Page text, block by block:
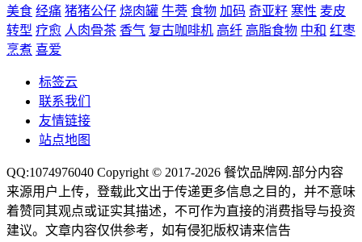
美食 经痛 猪猪公仔 烧肉罐 牛蒡 食物 加码 奇亚籽 寒性 麦皮
转型 疗愈 人肉骨茶 香气 复古咖啡机 高纤 高脂食物 中和 红枣
烹煮 喜爱
标签云
联系我们
友情链接
站点地图
QQ:1074976040 Copyright © 2017-2026 餐饮品牌网 .部分内容
来源用户上传，登载此文出于传递更多信息之目的，并不意味
着赞同其观点或证实其描述，不可作为直接的消费指导与投资
建议。文章内容仅供参考，如有侵犯版权请来信告